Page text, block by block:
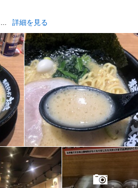
詳細を見る